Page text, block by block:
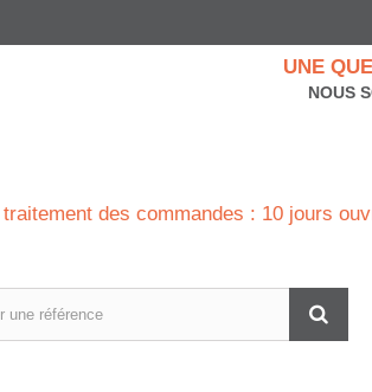
UNE
NOUS
des commandes : 10 jours